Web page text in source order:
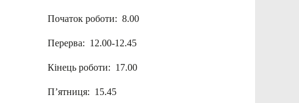
Початок роботи: 8.00
Перерва: 12.00-12.45
Кінець роботи: 17.00
П’ятниця: 15.45